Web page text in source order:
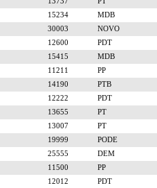
15234
MDB
30003
NOVO
12600
PDT
15415
MDB
11211
PP
14190
PTB
12222
PDT
13655
PT
13007
PT
19999
PODE
25555
DEM
11500
PP
12012
PDT